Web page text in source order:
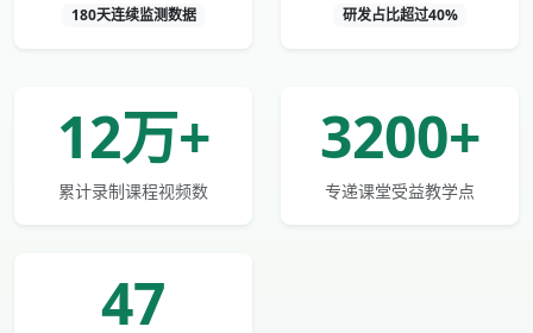
180天连续监测数据 研发占比超过40%
12万+
累计录制课程视频数
3200+
专递课堂受益教学点
47